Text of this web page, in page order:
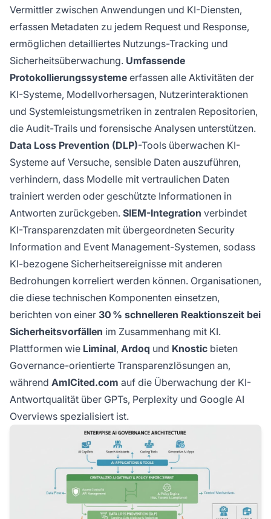
Vermittler zwischen Anwendungen und KI-Diensten,
erfassen Metadaten zu jedem Request und Response,
ermöglichen detailliertes Nutzungs-Tracking und
Sicherheitsüberwachung. Umfassende
Protokollierungssysteme erfassen alle Aktivitäten der
KI-Systeme, Modellvorhersagen, Nutzerinteraktionen
und Systemleistungsmetriken in zentralen Repositorien,
die Audit-Trails und forensische Analysen unterstützen.
Data Loss Prevention (DLP)-Tools überwachen KI-
Systeme auf Versuche, sensible Daten auszuführen,
verhindern, dass Modelle mit vertraulichen Daten
trainiert werden oder geschützte Informationen in
Antworten zurückgeben. SIEM-Integration verbindet
KI-Transparenzdaten mit übergeordneten Security
Information and Event Management-Systemen, sodass
KI-bezogene Sicherheitsereignisse mit anderen
Bedrohungen korreliert werden können. Organisationen,
die diese technischen Komponenten einsetzen,
berichten von einer 30 % schnelleren Reaktionszeit bei
Sicherheitsvorfällen im Zusammenhang mit KI.
Plattformen wie Liminal, Ardoq und Knostic bieten
Governance-orientierte Transparenzlösungen an,
während AmICited.com auf die Überwachung der KI-
Antwortqualität über GPTs, Perplexity und Google AI
Overviews spezialisiert ist.